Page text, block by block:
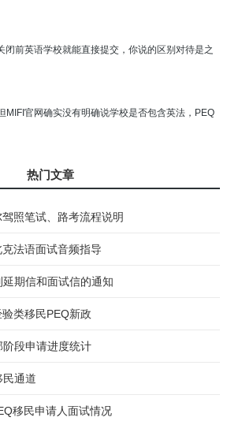
闭前英语学校就能直接提交，你说的区别对待是之
MIFI官网确实没有明确说学校是否包含英法，PEQ
热门文章
照笔试、路考流程说明
法语面试音频指导
期信和面试信的通知
类移民PEQ新政
段申请进度统计
民通道
移民申请人面试情况